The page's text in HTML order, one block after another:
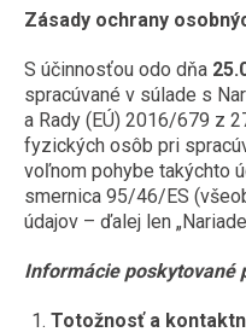
LED
S
PRACOVNÉ
NA 12V A 24V
DO
DO
LED
Zásady ochrany
S účinnosťou odo dňa
spracúvané v súlade s
a Rady (EÚ) 2016/679 z
fyzických osôb pri
voľnom pohybe takýchto
smernica 95/46/ES
údajov – ďalej len
Informácie poskytované
Totožnosť a